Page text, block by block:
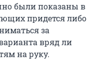
были показаны в
придется либо
за
вряд ли
на руку.